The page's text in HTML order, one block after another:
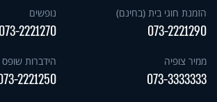
הזמנת חוגי בית (בחינם)
073-2221290
נופשים
073-2221270
ממיר צופיה
073-3333333
הידברות שופס
2221250